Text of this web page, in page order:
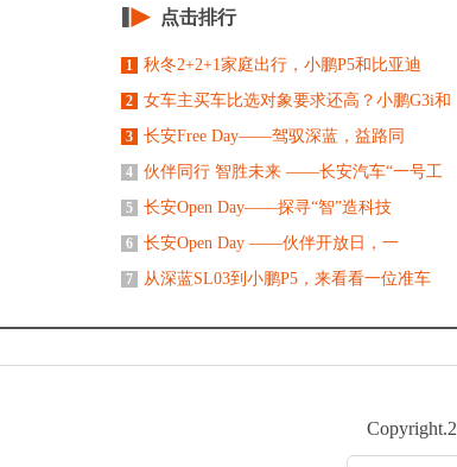
点击排行
1 秋冬2+2+1家庭出行，小鹏P5和比亚迪
2 女车主买车比选对象要求还高？小鹏G3i和
3 长安Free Day——驾驭深蓝，益路同
4 伙伴同行 智胜未来 ——长安汽车“一号工
5 长安Open Day——探寻“智”造科技
6 长安Open Day ——伙伴开放日，一
7 从深蓝SL03到小鹏P5，来看看一位准车